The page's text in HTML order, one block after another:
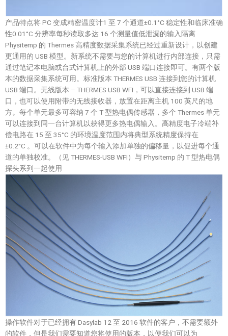
产品特点将 PC 变成精密温度计1 至 7 个通道±0.1°C 稳定性和临床准确
性0.01°C 分辨率每秒读取多达 16 个测量值低泄漏的输入隔离
Physitemp 的 Thermes 高精度数据采集系统已经过重新设计，以创建
更通用的 USB 模型。新系统不需要与您的计算机进行内部连接，只需
通过笔记本电脑或台式计算机上的外部 USB 端口连接即可。有两个版
本的数据采集系统可用。标准版本 THERMES USB 连接到您的计算机
USB 端口。无线版本 – THERMES USB WFI，可以直接连接到 USB 端
口，也可以使用附带的无线接收器，放置在距离主机 100 英尺的地
方。每个单元最多可容纳 7 个 T 型热电偶传感器，多个 Thermes 单元
可以连接到同一台计算机以获得更多热电偶输入。高精度电子冷端补
偿电路在 15 至 35°C 的环境温度范围内将典型系统精度保持在
±0.2°C 。可以在软件中为每个输入添加单独的偏移量，以促进每个通
道的单独校准。（见 THERMES-USB WFI）与 Physitemp 的 T 型热电偶
探头系列一起使用
操作软件对于已经拥有 Dasylab 12 至 2016 软件的客户，不需要额外
的软件，但是我们需要知道您将使用的版本，以便我们可以为